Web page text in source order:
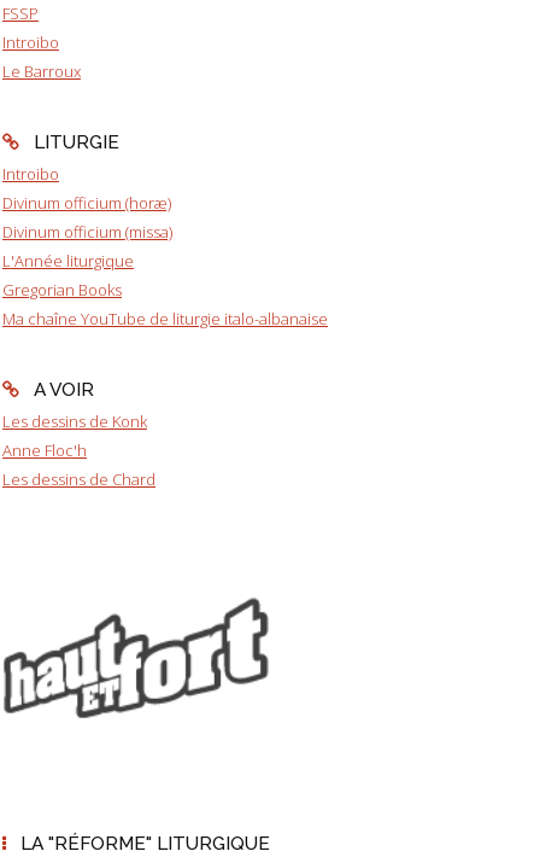
FSSP
Introibo
Le Barroux
LITURGIE
Introibo
Divinum officium (horæ)
Divinum officium (missa)
L'Année liturgique
Gregorian Books
Ma chaîne YouTube de liturgie italo-albanaise
A VOIR
Les dessins de Konk
Anne Floc'h
Les dessins de Chard
LA "RÉFORME" LITURGIQUE